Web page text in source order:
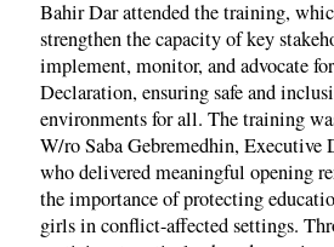
Bahir Dar attended the training,
strengthen the capacity of key
implement, monitor, and advocate
Declaration, ensuring safe and
environments for all. The training
W/ro Saba Gebremedhin,
who delivered meaningful opening
the importance of protecting
girls in conflict-affected settings.